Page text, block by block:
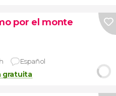
por el monte
Español
gratuita